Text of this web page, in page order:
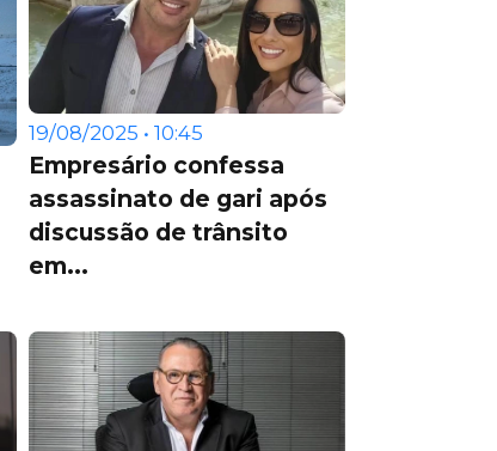
19/08/2025 • 10:45
Empresário confessa
assassinato de gari após
discussão de trânsito
em...